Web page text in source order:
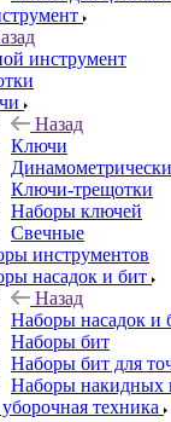
инструмент
Назад
Ключи
Ключи-трещотки
Наборы ключей
Свечные
инструментов
насадок и бит
Назад
Наборы насадок и
Наборы бит
Наборы бит для
Наборы накидных
техника